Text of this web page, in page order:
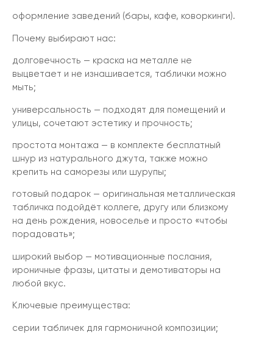
оформление заведений (бары, кафе, коворкинги).
Почему выбирают нас:
долговечность — краска на металле не
выцветает и не изнашивается, таблички можно
мыть;
универсальность — подходят для помещений и
улицы, сочетают эстетику и прочность;
простота монтажа — в комплекте бесплатный
шнур из натурального джута, также можно
крепить на саморезы или шурупы;
готовый подарок — оригинальная металлическая
табличка подойдёт коллеге, другу или близкому
на день рождения, новоселье и просто «чтобы
порадовать»;
широкий выбор — мотивационные послания,
ироничные фразы, цитаты и демотиваторы на
любой вкус.
Ключевые преимущества:
серии табличек для гармоничной композиции;